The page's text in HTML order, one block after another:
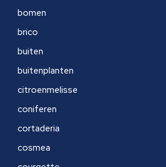
bomen
brico
buiten
buitenplanten
citroenmelisse
coniferen
cortaderia
cosmea